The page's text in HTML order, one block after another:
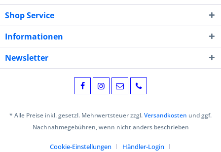
Shop Service
Informationen
Newsletter
* Alle Preise inkl. gesetzl. Mehrwertsteuer zzgl.Versandkosten und ggf.
Nachnahmegebühren, wenn nicht anders beschrieben
Cookie-Einstellungen
Händler-Login